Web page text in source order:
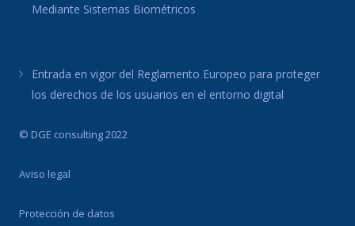
Mediante Sistemas Biométricos
Entrada en vigor del Reglamento Europeo para proteger
los derechos de los usuarios en el entorno digital
© DGE consulting 2022
Aviso legal
Protección de datos